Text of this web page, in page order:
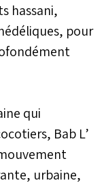
hassani,
pour
qui
Bab L’
urbaine,